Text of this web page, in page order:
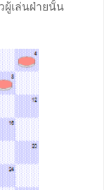
ผู้เล่นฝ่ายนั้น